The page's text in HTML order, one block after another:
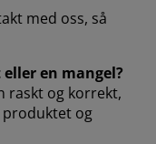
med oss, så
en mangel?
raskt og korrekt,
produktet og